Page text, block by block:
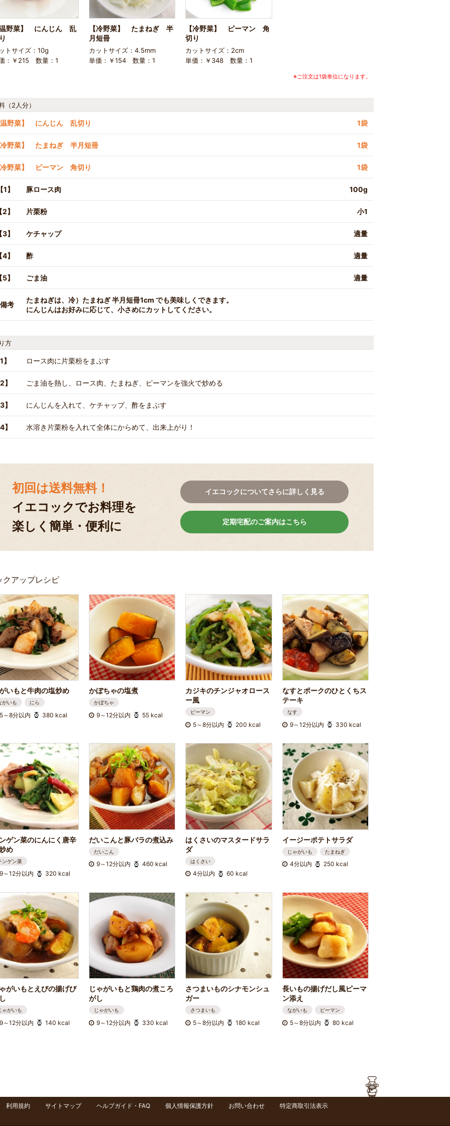
野菜】 にんじん 乱
トサイズ：10g
：￥215 数量：1
【冷野菜】 たまねぎ 半
月短冊
カットサイズ：4.5mm
単価：￥154 数量：1
【冷野菜】 ピーマン 角
切り
カットサイズ：2cm
単価：￥348 数量：1
※ご注文は1袋単位になります。
（2人分）
野菜】 にんじん 乱切り 1袋
野菜】 たまねぎ 半月短冊 1袋
野菜】 ピーマン 角切り 1袋
1】 豚ロース肉 100g
】 片栗粉 小1
】 ケチャップ 適量
】 酢 適量
】 ごま油 適量
備考
たまねぎは、冷）たまねぎ 半月短冊1cm でも美味しくできます。
にんじんはお好みに応じて、小さめにカットしてください。
方
ロース肉に片栗粉をまぶす
】 ごま油を熱し、ロース肉、たまねぎ、ピーマンを強火で炒める
】 にんじんを入れて、ケチャップ、酢をまぶす
】 水溶き片栗粉を入れて全体にからめて、出来上がり！
初回は送料無料！
イエコックでお料理を
楽しく簡単・便利に
イエコックについてさらに詳しく見る
定期宅配のご案内はこちら
クアップレシピ
いもと牛肉の塩炒め
がいも にら
5～8分以内 380 kcal
かぼちゃの塩煮
かぼちゃ
9～12分以内 55 kcal
カジキのチンジャオロース
ー風
ピーマン
5～8分以内 200 kcal
なすとポークのひとくちス
テーキ
なす
9～12分以内 330 kcal
ゲン菜のにんにく唐辛
め
ンゲン菜
9～12分以内 320 kcal
だいこんと豚バラの煮込み
だいこん
9～12分以内 460 kcal
はくさいのマスタードサラ
ダ
はくさい
4分以内 60 kcal
イージーポテトサラダ
じゃがいも たまねぎ
4分以内 250 kcal
がいもとえびの揚げび
ゃがいも
9～12分以内 140 kcal
じゃがいもと鶏肉の煮ころ
がし
じゃがいも
9～12分以内 330 kcal
さつまいものシナモンシュ
ガー
さつまいも
5～8分以内 180 kcal
長いもの揚げだし風ピーマ
ン添え
ながいも ピーマン
5～8分以内 80 kcal
利用規約 サイトマップ ヘルプガイド・FAQ 個人情報保護方針 お問い合わせ 特定商取引法表示